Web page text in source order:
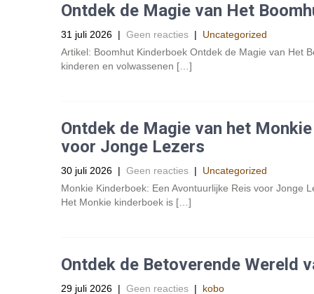
Ontdek de Magie van Het
31 juli 2026 | Geen reacties | Uncategorized
Artikel: Boomhut Kinderboek Ontdek de Magie van Het
kinderen en volwassenen […]
Ontdek de Magie van het
voor Jonge Lezers
30 juli 2026 | Geen reacties | Uncategorized
Monkie Kinderboek: Een Avontuurlijke Reis voor Jonge
Het Monkie kinderboek is […]
Ontdek de Betoverende Wereld
29 juli 2026 | Geen reacties | kobo